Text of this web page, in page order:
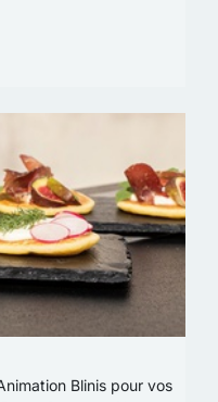
Blinis pour vos